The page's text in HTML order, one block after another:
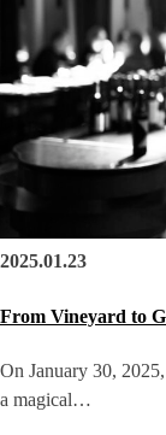
2025.01.23
From Vineyard to
On January 30,
a magical…